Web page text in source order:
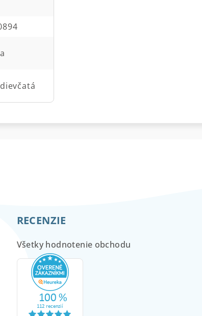
RECENZIE
Všetky hodnotenie obchodu